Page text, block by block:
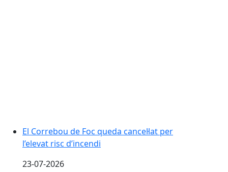
El Correbou de Foc queda cancel·lat per
l’elevat risc d’incendi
23-07-2026